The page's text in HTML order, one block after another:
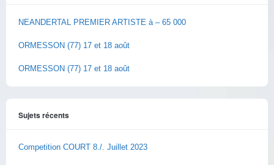
NEANDERTAL PREMIER ARTISTE à – 65 000
ORMESSON (77) 17 et 18 août
ORMESSON (77) 17 et 18 août
Sujets récents
Competition COURT 8./. Juillet 2023